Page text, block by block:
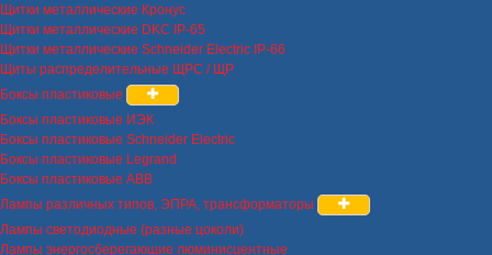
Щитки металлические Кронус
Щитки металлические DKC IP-65
Щитки металлические Schneider Electric IP-66
Щиты распределительные ЩРС / ЩР
Боксы пластиковые
Боксы пластиковые ИЭК
Боксы пластиковые Schneider Electric
Боксы пластиковые Legrand
Боксы пластиковые ABB
Лампы различных типов, ЭПРА, трансформаторы
Лампы светодиодные (разные цоколи)
Лампы энергосберегающие люминисцентные